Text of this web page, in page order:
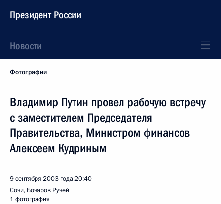
Президент России
Новости
Фотографии
Владимир Путин провел рабочую встречу
с заместителем Председателя
Правительства, Министром финансов
Алексеем Кудриным
9 сентября 2003 года20:40
Сочи, Бочаров Ручей
1 фотография